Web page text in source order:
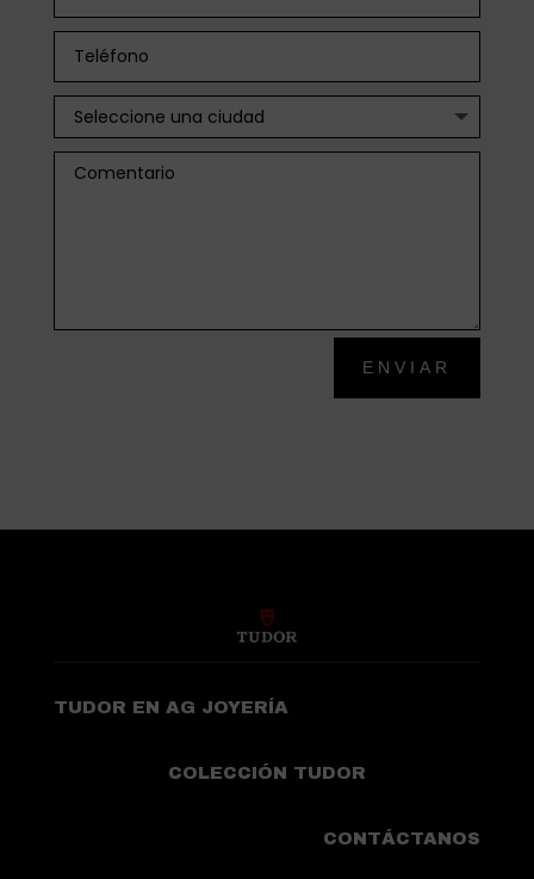
ENVIAR
TUDOR EN AG JOYERÍA
COLECCIÓN TUDOR
CONTÁCTANOS